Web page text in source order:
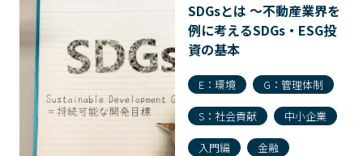
SDGsとは 〜不動産業界を
例に考えるSDGs・ESG投
資の基本
E：環境 G：管理体制
S：社会貢献 中小企業
入門編 金融